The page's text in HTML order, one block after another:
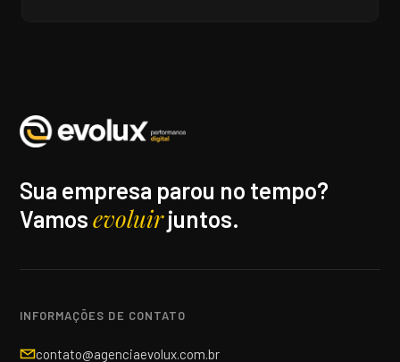
Sua empresa parou no tempo?
Vamosevoluirjuntos.
INFORMAÇÕES DE CONTATO
contato@agenciaevolux.com.br